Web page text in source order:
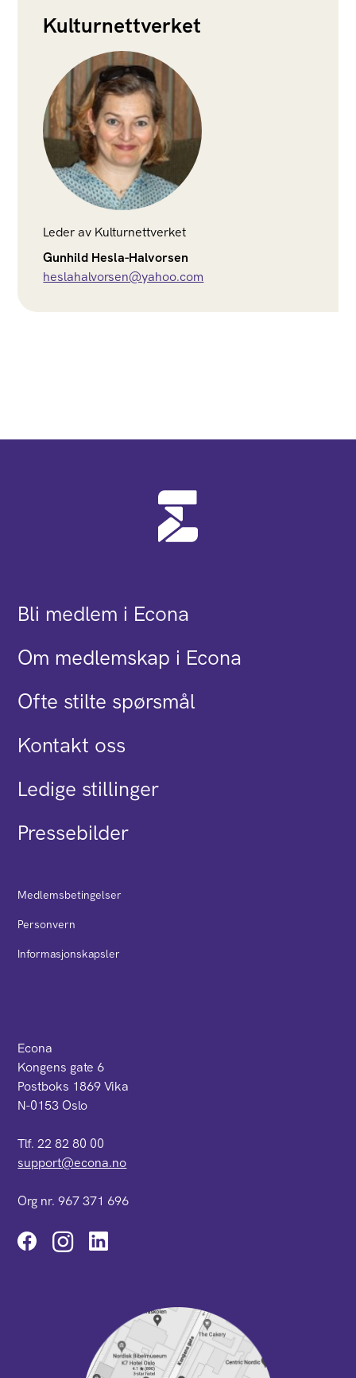
Kulturnettverket
Leder av Kulturnettverket
Gunhild Hesla-Halvorsen
heslahalvorsen@yahoo.com
Bli medlem i Econa
Om medlemskap i Econa
Ofte stilte spørsmål
Kontakt oss
Ledige stillinger
Pressebilder
Medlemsbetingelser
Personvern
Informasjonskapsler
Econa
Kongens gate 6
Postboks 1869 Vika
N-0153 Oslo
Tlf. 22 82 80 00
support@econa.no
Org nr. 967 371 696
Instagram